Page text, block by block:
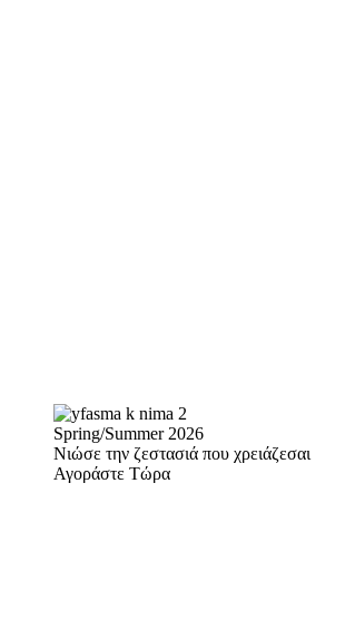
Spring/Summer 2026
Νιώσε την ζεστασιά που χρειάζεσαι
Αγοράστε Τώρα